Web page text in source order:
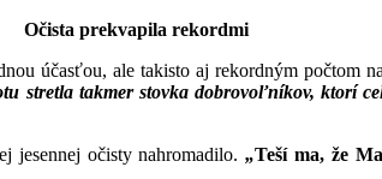
Očista prekvapila rekordmi
účasťou, ale takisto aj rekordným počtom
stretla takmer stovka dobrovoľníkov, ktorí
jesennej očisty nahromadilo.„Teší ma, že